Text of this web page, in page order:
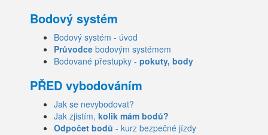
Bodový systém
Bodový systém - úvod
Průvodce bodovým systémem
Bodované přestupky - pokuty, body
PŘED vybodováním
Jak se nevybodovat?
Jak zjistím, kolik mám bodů?
Odpočet bodů - kurz bezpečné jízdy